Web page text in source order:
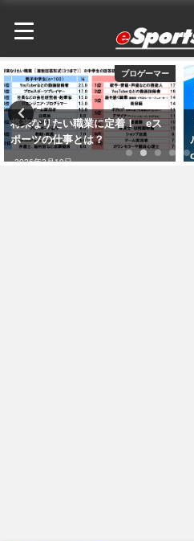
ゲームタイトル
『League of Legends』のモバイ
ル/コンソール版である『League
of Legends: Wild Rift』（リー